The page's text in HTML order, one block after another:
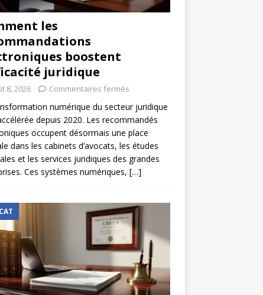
les
boostent
juridique
8, 2026 Commentaires fermés
numérique du secteur juridique
depuis 2020. Les recommandés
occupent désormais une place
dans les cabinets d’avocats, les études
et les services juridiques des grandes
Ces systèmes numériques, […]